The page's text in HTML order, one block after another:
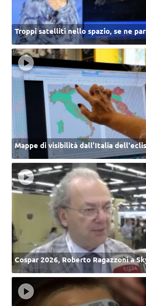
Troppi satelliti nello spazio, se ne
Mappe di visibilità dall’Italia
Cospar 2026, Roberto Ragazzoni a